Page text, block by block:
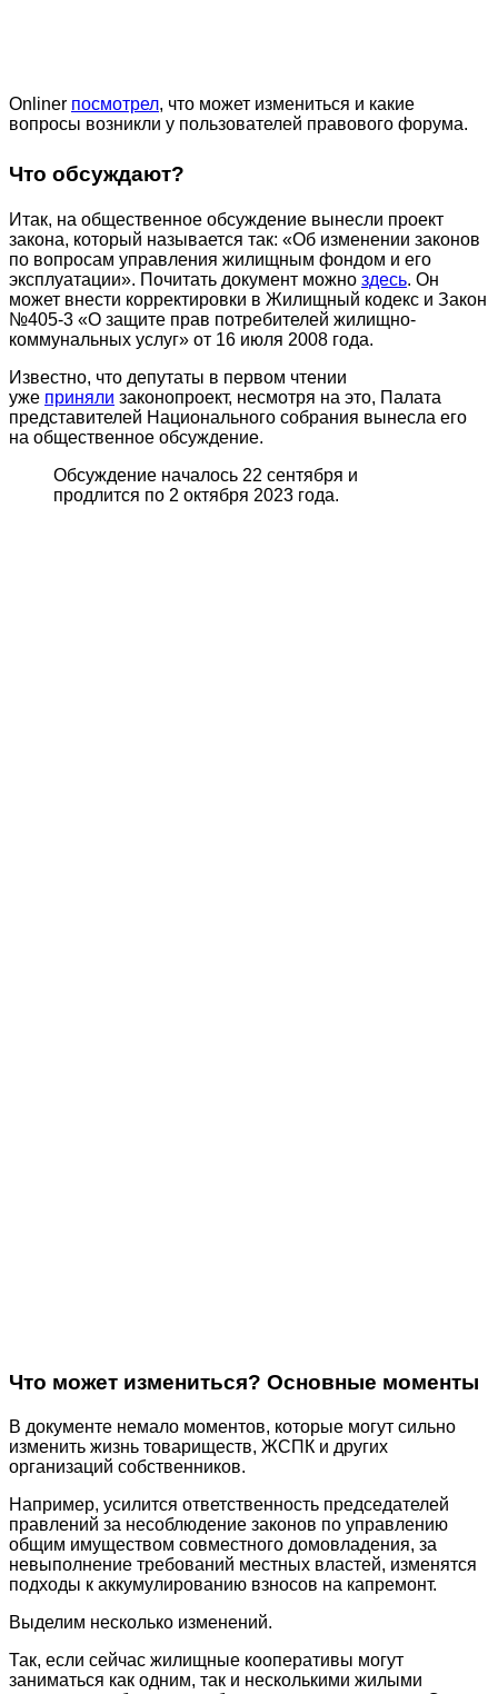
Onliner посмотрел, что может измениться и какие
вопросы возникли у пользователей правового форума.
Что обсуждают?
Итак, на общественное обсуждение вынесли проект
закона, который называется так: «Об изменении законов
по вопросам управления жилищным фондом и его
эксплуатации». Почитать документ можно здесь. Он
может внести корректировки в Жилищный кодекс и Закон
№405-3 «О защите прав потребителей жилищно-
коммунальных услуг» от 16 июля 2008 года.
Известно, что депутаты в первом чтении
уже приняли законопроект, несмотря на это, Палата
представителей Национального собрания вынесла его
на общественное обсуждение.
Обсуждение началось 22 сентября и
продлится по 2 октября 2023 года.
Что может измениться? Основные моменты
В документе немало моментов, которые могут сильно
изменить жизнь товариществ, ЖСПК и других
организаций собственников.
Например, усилится ответственность председателей
правлений за несоблюдение законов по управлению
общим имуществом совместного домовладения, за
невыполнение требований местных властей, изменятся
подходы к аккумулированию взносов на капремонт.
Выделим несколько изменений.
Так, если сейчас жилищные кооперативы могут
заниматься как одним, так и несколькими жилыми